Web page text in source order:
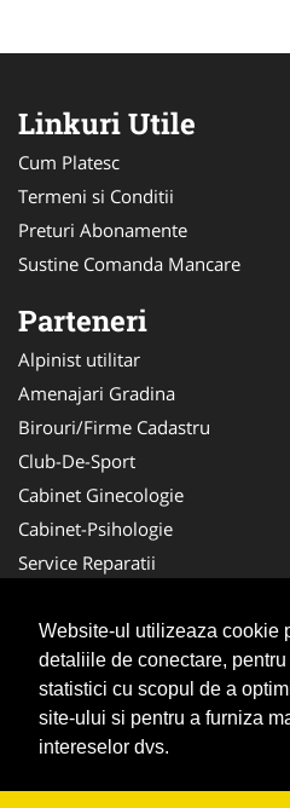
Website-ul utilizeaza cookie
detaliile de conectare,
statistici cu scopul de a
site-ului si pentru a furniza
intereselor dvs.
Linkuri Utile
Cum Platesc
Termeni si Conditii
Preturi Abonamente
Sustine Comanda Mancare
Parteneri
Alpinist utilitar
Amenajari Gradina
Birouri/Firme Cadastru
Club-De-Sport
Cabinet Ginecologie
Cabinet-Psihologie
Service Reparatii
Nuntas
Medici Familie
Acupunctura
Antichitati Galerie